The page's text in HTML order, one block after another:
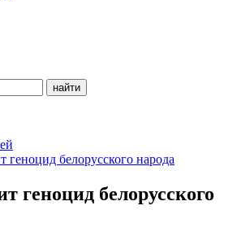
геноцид белорусского народа
геноцид белорусского